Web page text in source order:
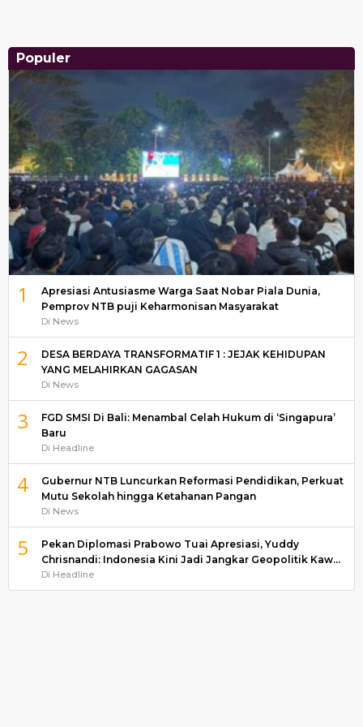
Populer
1
Apresiasi Antusiasme Warga Saat Nobar Piala Dunia,
Pemprov NTB puji Keharmonisan Masyarakat
Di News
2
DESA BERDAYA TRANSFORMATIF 1 : JEJAK KEHIDUPAN
YANG MELAHIRKAN GAGASAN
Di News
3
FGD SMSI Di Bali: Menambal Celah Hukum di ‘Singapura’
Baru
Di Headline
4
Gubernur NTB Luncurkan Reformasi Pendidikan, Perkuat
Mutu Sekolah hingga Ketahanan Pangan
Di News
5
Pekan Diplomasi Prabowo Tuai Apresiasi, Yuddy
Chrisnandi: Indonesia Kini Jadi Jangkar Geopolitik Kaw…
Di Headline